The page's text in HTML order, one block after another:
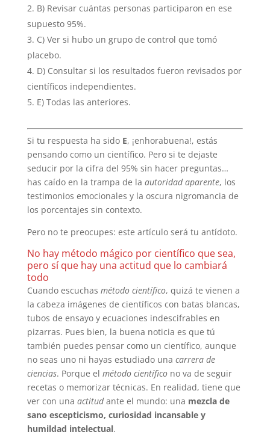
B) Revisar cuántas personas participaron en ese
supuesto 95%.
C) Ver si hubo un grupo de control que tomó
placebo.
D) Consultar si los resultados fueron revisados por
científicos independientes.
E) Todas las anteriores.
Si tu respuesta ha sido E, ¡enhorabuena!, estás
pensando como un científico. Pero si te dejaste
seducir por la cifra del 95% sin hacer preguntas…
has caído en la trampa de la autoridad aparente, los
testimonios emocionales y la oscura nigromancia de
los porcentajes sin contexto.
Pero no te preocupes: este artículo será tu antídoto.
No hay método mágico por científico que sea,
pero sí que hay una actitud que lo cambiará
todo
Cuando escuchas método científico, quizá te vienen a
la cabeza imágenes de científicos con batas blancas,
tubos de ensayo y ecuaciones indescifrables en
pizarras. Pues bien, la buena noticia es que tú
también puedes pensar como un científico, aunque
no seas uno ni hayas estudiado una carrera de
ciencias. Porque el método científico no va de seguir
recetas o memorizar técnicas. En realidad, tiene que
ver con una actitudante el mundo: una mezcla de
sano escepticismo, curiosidad incansable y
humildad intelectual.